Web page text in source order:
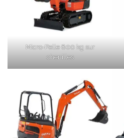
Micro-Pelle 800 kg sur
chenilles